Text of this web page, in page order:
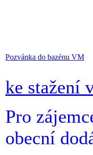
Pozvánka do bazénu VM
ke stažení
Pro
obecní